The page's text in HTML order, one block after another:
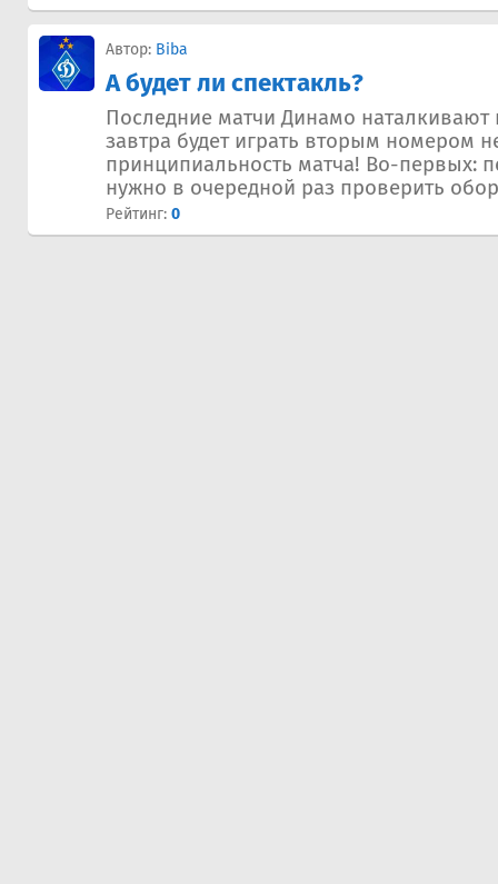
Автор: Biba
А будет ли спектакль?
Последние матчи Динамо наталкивают
завтра будет играть вторым номером
принципиальность матча! Во-первых:
нужно в очередной раз проверить
Рейтинг: 0